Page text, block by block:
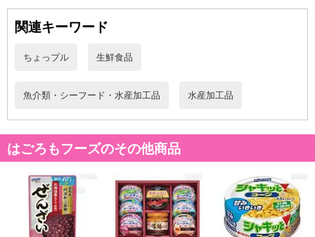
だいた後のご感想をいただくことを目的としており、転売等は固く
禁じます。
止させていただきます。
発送日カレンダー
関連キーワード
ちょっプル 生鮮食品
魚介類・シーフード・水産加工品 水産加工品
はごろもフーズのその他商品